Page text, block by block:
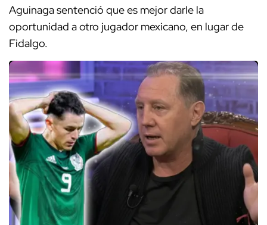
Aguinaga sentenció que es mejor darle la
oportunidad a otro jugador mexicano, en lugar de
Fidalgo.